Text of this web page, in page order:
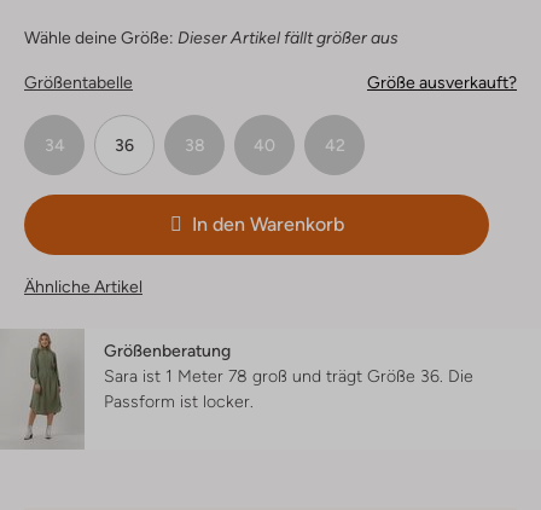
Wähle deine Größe: Dieser Artikel fällt größer aus
Größentabelle Größe ausverkauft?
34 36 38 40 42
In den Warenkorb
Ähnliche Artikel
Größenberatung
Sara ist 1 Meter 78 groß und trägt Größe 36. Die
Passform ist locker